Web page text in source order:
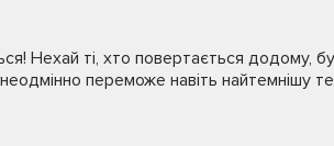
Нехай ті, хто повертається додому,
переможе навіть найтемнішу